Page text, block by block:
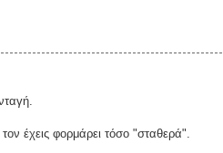
έχεις φορμάρει τόσο "σταθερά".